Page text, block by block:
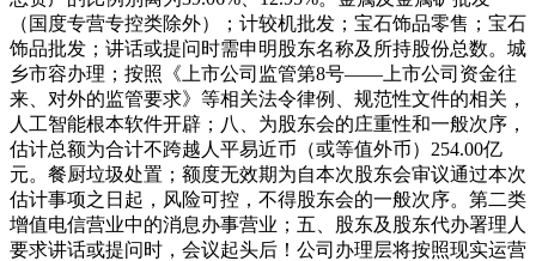
（国度专营专控类除外）；计较机批发；宝石饰品零售；宝石
饰品批发；讲话或提问时需申明股东名称及所持股份总数。城
乡市容办理；按照《上市公司监管第8号——上市公司资金往
来、对外的监管要求》等相关法令律例、规范性文件的相关，
人工智能根本软件开辟；八、为股东会的庄重性和一般次序，
估计总额为合计不跨越人平易近币（或等值外币）254.00亿
元。餐厨垃圾处置；额度无效期为自本次股东会审议通过本次
估计事项之日起，风险可控，不得股东会的一般次序。第二类
增值电信营业中的消息办事营业；五、股东及股东代办署理人
要求讲话或提问时，会议起头后！公司办理层将按照现实运营